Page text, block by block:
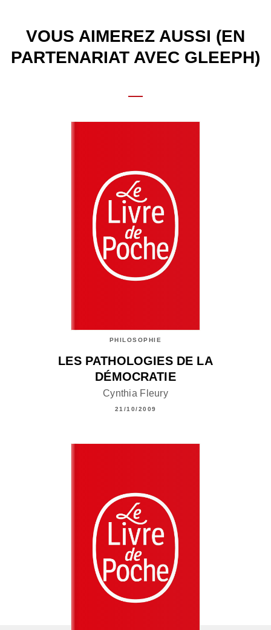
VOUS AIMEREZ AUSSI (EN
PARTENARIAT AVEC GLEEPH)
PHILOSOPHIE
LES PATHOLOGIES DE LA
DÉMOCRATIE
Cynthia Fleury
21/10/2009